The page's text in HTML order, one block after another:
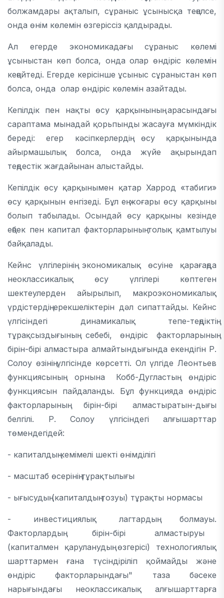
болжамдары ақталып, сұраныс ұсынысқа теңелсе,
онда өнім көлемін өзгеріссіз қалдырады.
Ал егерде экономикадағы сұраныс көлемі
ұсыныстан көп болса, онда олар өндіріс көлемін
кеңейтеді. Егерде керісінше ұсыныс сұраныстан көп
болса, онда олар өндіріс көлемін азайтады.
Кепілдік пен нақты өсу қарқынының арасындағы
сараптама мынадай қорьпынды жасауға мүмкіндік
береді: егер кәсіпкерлердің өсу қарқынында
айырмашылық болса, онда жүйе ақырындап
теңдестік жағдайынан алыстайды.
Кепілдік өсу қарқынымен қатар Харрод «табиги»
өсу қарқынын енгізеді. Бұл ең жоғары өсу қарқыны
болып табылады. Осындай өсу қарқыны кезінде
еңбек пен капитал факторларының толық қамтылуы
байқалады.
Кейнс үлгілерінің экономикалық өсуіне қарағаңда
неоклассикалық өсу үлгілері көптеген
шектеулерден айырылып, макроэкономикалық
үрдістердің ерекшеліктерін дәл сипаттайды. Кейнс
үлгісіндегі динамикалық тепе-теңдіктің
тұрақсыздығының себебі, өндіріс факторларының
бірін-бірі алмастыра алмайтындығында екендігін Р.
Солоу өзінің үлгісінде көрсетті. Ол үлгіде Леонтьев
функциясының орнына Кобб-Дугластың өндіріс
функциясын пайдаланды. Бұл функцияда өндіріс
факторларының бірін-бірі алмастыратын-дығы
белгілі. Р. Солоу үлгісіндегі алғышарттар
төмендегідей:
- капиталдың кемімелі шекті өнімділігі
- масштаб өсерінің тұрақтылығы
- ығысудың (капиталдың тозуы) тұрақты нормасы
- инвестициялық лагтардың болмауы.
Факторлардың бірін-бірі алмастыруы
(капиталмен қаруланудың өзгерісі) технологиялық
шарттармен ғана түсіндіріліп қоймайды және
өндіріс факторларындағы" таза бәсеке
нарығындағы неоклассикалық алғышарттарға